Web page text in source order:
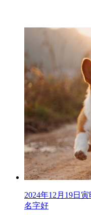
2024年12月19日
名字好